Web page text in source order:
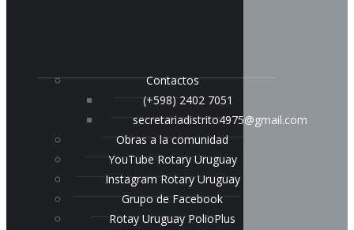
Contactos
(+598) 2402 7051
secretariadistrito4975@gmail.com
Obras a la comunidad
YouTube Rotary Uruguay
Instagram Rotary Uruguay
Grupo de Facebook
Rotay Uruguay PolioPlus